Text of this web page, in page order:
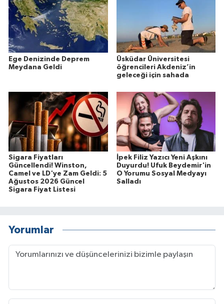
Ege Denizinde Deprem
Meydana Geldi
Üsküdar Üniversitesi
öğrencileri Akdeniz’in
geleceği için sahada
Sigara Fiyatları
Güncellendi! Winston,
Camel ve LD'ye Zam Geldi: 5
Ağustos 2026 Güncel
Sigara Fiyat Listesi
İpek Filiz Yazıcı Yeni Aşkını
Duyurdu! Ufuk Beydemir'in
O Yorumu Sosyal Medyayı
Salladı
Yorumlar